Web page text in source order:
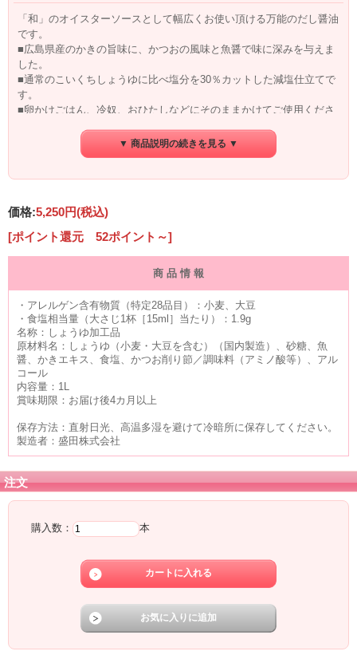
「和」のオイスターソースとして幅広くお使い頂ける万能のだし醤油
です。
■広島県産のかきの旨味に、かつおの風味と魚醤で味に深みを与えま
した。
■通常のこいくちしょうゆに比べ塩分を30％カットした減塩仕立てで
す。
■卵かけごはん、冷奴、おひたしなどにそのままかけてご使用くださ
■ご使用の目安
料理名
炊き込み
おでん
煮物
1
▼ 商品説明の続きを見る ▼
価格:5,250円(税込)
[ポイント還元 52ポイント～]
商 品 情 報
・アレルゲン含有物質（特定28品目）：小麦、大豆
・食塩相当量（大さじ1杯［15ml］当たり）：1.9g
名称：しょうゆ加工品
原材料名：しょうゆ（小麦・大豆を含む）（国内製造）、砂糖、魚
醤、かきエキス、食塩、かつお削り節／調味料（アミノ酸等）、アル
コール
内容量：1L
賞味期限：お届け後4カ月以上
保存方法：直射日光、高温多湿を避けて冷暗所に保存してください。
製造者：盛田株式会社
注文
購入数： 本